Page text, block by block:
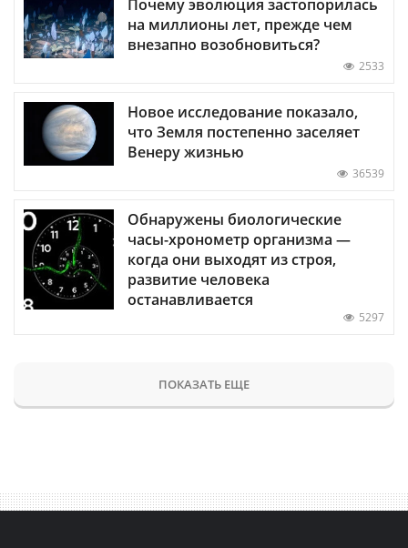
Почему эволюция застопорилась
на миллионы лет, прежде чем
внезапно возобновиться?
2533
Новое исследование показало,
что Земля постепенно заселяет
Венеру жизнью
36539
Обнаружены биологические
часы-хронометр организма —
когда они выходят из строя,
развитие человека
останавливается
5297
ПОКАЗАТЬ ЕЩЕ